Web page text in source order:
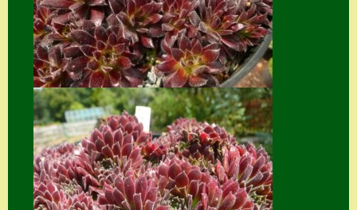
S. x nixonii
Semps die ich
suche
Semps von A – Z
Shop
Suche
Sue Thomas